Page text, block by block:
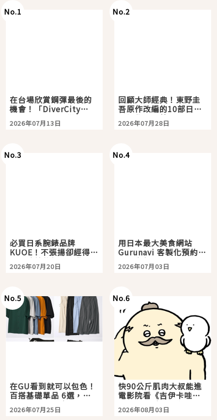
No.1
在台場欣賞鋼彈最後的
機會！「DiverCity
Tokyo Plaza」搭船、
購物、美食及夜景，一
2026年07月13日
No.2
回顧大師經典！東野圭
吾原作改編的10部日本
影視作品推薦
2026年07月28日
No.3
必買日系腕錶品牌
KUOE！不張揚卻經得起
時間洗鍊的經典之作五
選
2026年07月20日
No.4
用日本最大美食網站
Gurunavi 客製化預約九
大都市餐廳，打造專屬
美食體驗！
2026年07月03日
No.5
在GU看到就可以包色！
百搭基礎單品 6選，閉
眼全收也不心疼
2026年07月25日
No.6
快90公斤肌肉大叔能進
電影院看《吉伊卡哇》
嗎？日本重金屬樂團
「打首」會長與nagano
2026年08月03日